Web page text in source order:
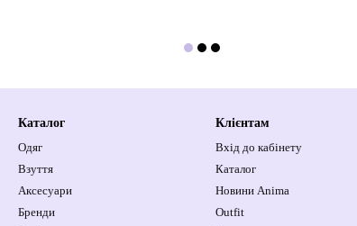
Каталог
Одяг
Взуття
Аксесуари
Бренди
Клієнтам
Вхід до кабінету
Каталог
Новини Anima
Outfit